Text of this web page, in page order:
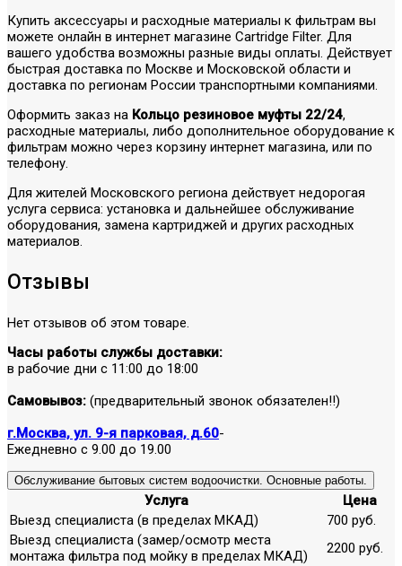
Купить аксессуары и расходные материалы к фильтрам вы
можете онлайн в интернет магазине Cartridge Filter. Для
вашего удобства возможны разные виды оплаты. Действует
быстрая доставка по Москве и Московской области и
доставка по регионам России транспортными компаниями.
Оформить заказ на Кольцо резиновое муфты 22/24,
расходные материалы, либо дополнительное оборудование к
фильтрам можно через корзину интернет магазина, или по
телефону.
Для жителей Московского региона действует недорогая
услуга сервиса: установка и дальнейшее обслуживание
оборудования, замена картриджей и других расходных
материалов.
Отзывы
Нет отзывов об этом товаре.
Часы работы службы доставки:
в рабочие дни с 11:00 до 18:00
Самовывоз: (предварительный звонок обязателен!!)
г.Москва, ул. 9-я парковая, д.60-
Ежедневно с 9.00 до 19.00
Обслуживание бытовых систем водоочистки. Основные работы.
Услуга
Цена
Выезд специалиста (в пределах МКАД)
700 руб.
Выезд специалиста (замер/осмотр места
монтажа фильтра под мойку в пределах МКАД)
2200 руб.